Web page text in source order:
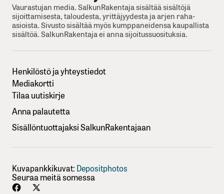
Vaurastujan media. SalkunRakentaja sisältää sisältöjä
sijoittamisesta, taloudesta, yrittäjyydesta ja arjen raha-
asioista. Sivusto sisältää myös kumppaneidensa kaupallista
sisältöä. SalkunRakentaja ei anna sijoitussuosituksia.
Henkilöstö ja yhteystiedot
Mediakortti
Tilaa uutiskirje
Anna palautetta
Sisällöntuottajaksi SalkunRakentajaan
Kuvapankkikuvat: Depositphotos
Seuraa meitä somessa